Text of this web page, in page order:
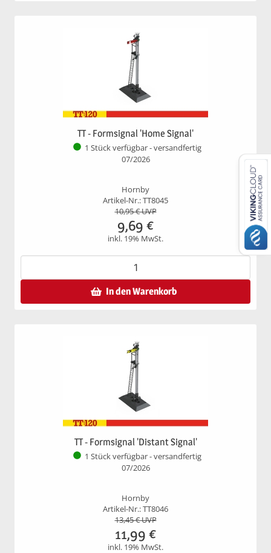
TT - Formsignal 'Home Signal'
1 Stück verfügbar - versandfertig
07/2026
Hornby
Artikel-Nr.: TT8045
10,95€ UVP
9,69 €
inkl. 19% MwSt.
In den Warenkorb
TT - Formsignal 'Distant Signal'
1 Stück verfügbar - versandfertig
07/2026
Hornby
Artikel-Nr.: TT8046
13,45€ UVP
11,99 €
inkl. 19% MwSt.